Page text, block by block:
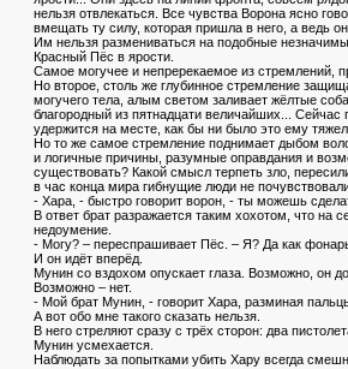
нельзя отвлекаться. Все чувства Ворона ясно
вмещать ту силу, которая пришла в него, а ведь
Им нельзя размениваться на подобные
Красный Пёс в ярости.
Самое могучее и непререкаемое из стремлений,
Но второе, столь же глубинное стремление
могучего тела, алым светом заливает жёлтые
благородный из пятнадцати величайших...
удержится на месте, как бы ни было это ему
Но то же самое стремление поднимает дыбом
и логичные причины, разумные оправдания и
существовать? Какой смысл терпеть зло,
в час конца мира гибнущие люди не
- Хара, - быстро говорит ворон, - ты можешь
В ответ брат разражается таким хохотом, что
недоумение.
- Могу? – переспрашивает Пёс. – Я? Да как
И он идёт вперёд.
Мунин со вздохом опускает глаза. Возможно, он
Возможно – нет.
- Мой брат Мунин, - говорит Хара, разминая
А вот обо мне такого сказать нельзя.
В него стреляют сразу с трёх сторон: два
Мунин усмехается.
Наблюдать за попытками убить Хару всегда